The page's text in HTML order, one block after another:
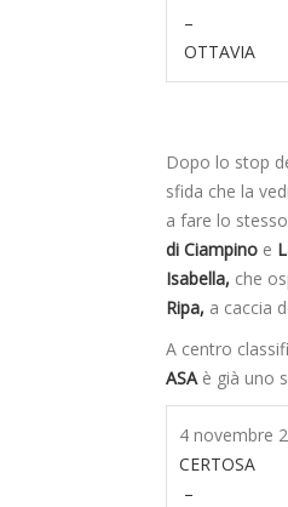
–
OTTAVIA
Dopo lo stop
sfida che la
a fare lo
di Ciampino e
Isabella, che
Ripa, a caccia
A centro
ASAè già uno
4 novembre
CERTOSA
–